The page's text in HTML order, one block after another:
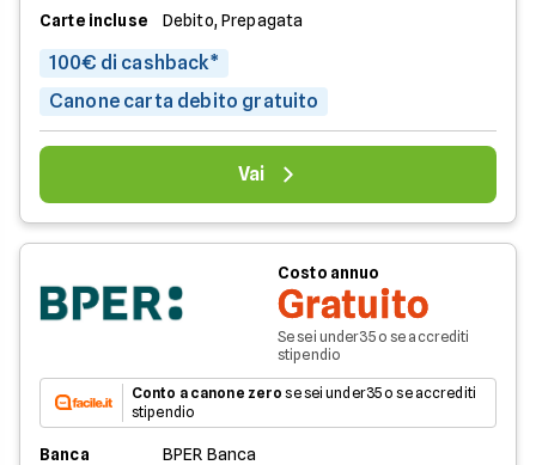
Carte incluse
Debito, Prepagata
100€ di cashback*
Canone carta debito gratuito
Vai
Costo annuo
Gratuito
Se sei under35 o se accrediti
stipendio
Conto a canone zero se sei under35 o se accrediti
stipendio
Banca
BPER Banca